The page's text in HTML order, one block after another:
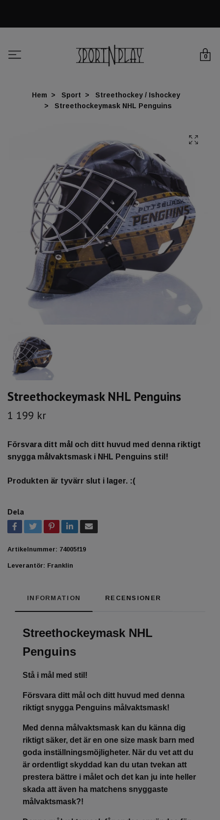
0
Hem Sport
Streethockey / Ishockey
Streethockeymask NHL Penguins
Streethockeymask NHL Penguins
1 199 kr
Försvara ditt mål och ditt huvud med denna riktigt
snygga målvaktsmask i NHL Penguins stil!
Produkten är tyvärr slut i lager. :(
Dela
Artikelnummer: 74005f19
Leverantör: Franklin
INFORMATION RECENSIONER
Streethockeymask NHL
Penguins
Stå i mål med stil!
Försvara ditt mål och ditt huvud med denna
riktigt snygga Penguins målvaktsmask!
Med denna målvaktsmask kan du känna dig
riktigt säker, det är en one size mask barn med
goda inställningsmöjligheter. När du vet att du
är ordentligt skyddad kan du utan tvekan att
prestera bättre i målet och det kan ju inte heller
skada att även ha matchens snyggaste
målvaktsmask?!